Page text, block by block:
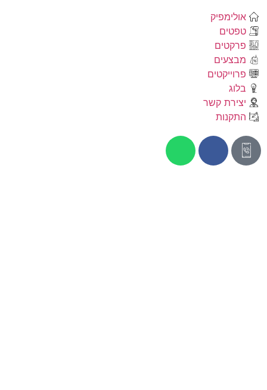
אולימפיק
טפטים
פרקטים
מבצעים
פרוייקטים
בלוג
יצירת קשר
התקנות